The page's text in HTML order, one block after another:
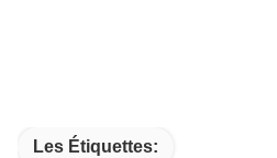
Les Étiquettes: